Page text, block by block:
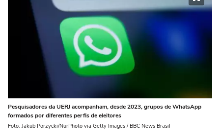
Pesquisadores da UERJ acompanham, desde 2023, grupos de WhatsApp
formados por diferentes perfis de eleitores
Foto: Jakub Porzycki/NurPhoto via Getty Images / BBC News Brasil